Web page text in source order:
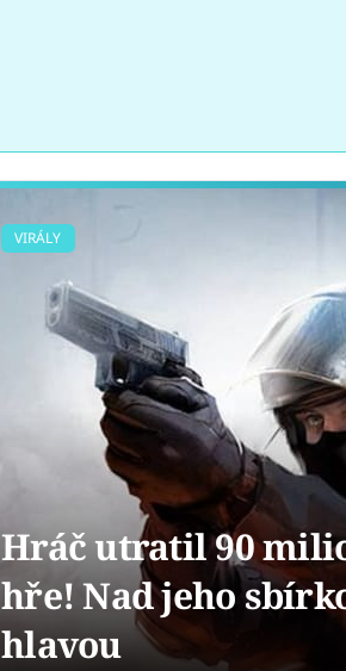
VIRÁLY
Hráč utratil 90
hře! Nad jeho
hlavou